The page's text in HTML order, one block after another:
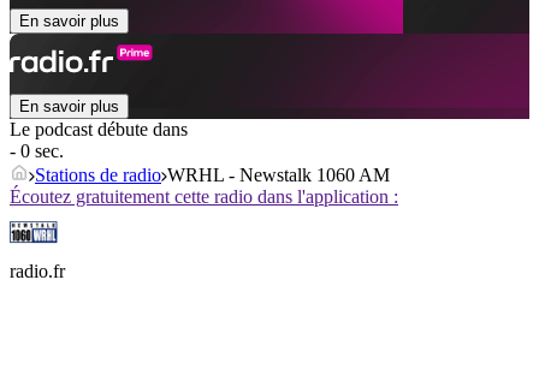
En savoir plus
En savoir plus
Le podcast débute dans
- 0 sec.
Stations de radio WRHL - Newstalk 1060 AM
Écoutez gratuitement cette radio dans l'application :
radio.fr